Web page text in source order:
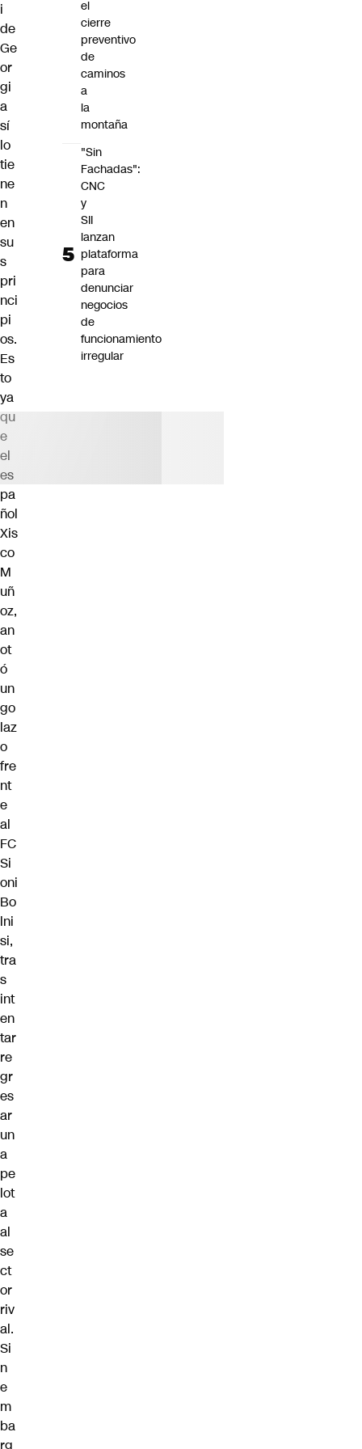
i
de
Ge
or
gi
a
sí
lo
tie
ne
n
en
su
s
pri
nci
pi
os.
Es
to
ya
qu
e
el
es
pa
ñol
Xis
co
M
uñ
oz,
an
ot
ó
un
go
laz
o
fre
nt
e
al
FC
Si
oni
Bo
lni
si,
tra
s
int
en
tar
re
gr
es
ar
un
a
pe
lot
a
al
se
ct
or
riv
al.
Si
n
e
m
ba
rg
el
cierre
preventivo
de
caminos
a
la
montaña
"Sin
Fachadas":
CNC
y
SII
lanzan
plataforma
para
denunciar
negocios
de
funcionamiento
irregular